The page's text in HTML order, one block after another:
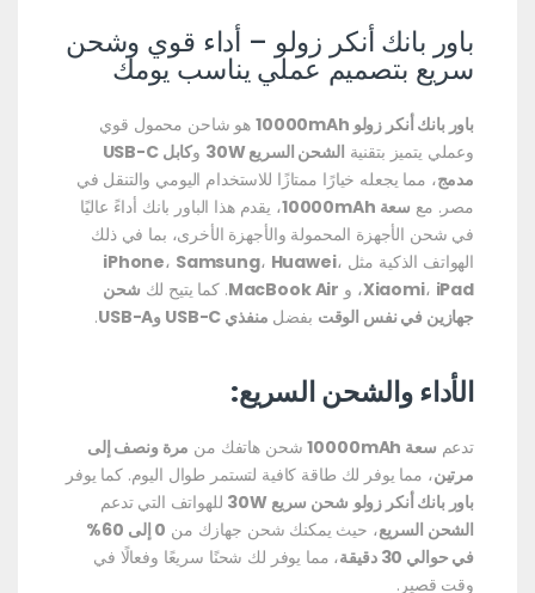
باور بانك أنكر زولو – أداء قوي وشحن
سريع بتصميم عملي يناسب يومك
باور بانك أنكر زولو 10000mAh
هو شاحن محمول قوي
وعملي يتميز بتقنية الشحن السريع 30W و
كابل USB-C
مدمج، مما يجعله خيارًا ممتازًا للاستخدام اليومي والتنقل في
مصر. مع سعة 10000mAh
، يقدم هذا الباور بانك أداءً عاليًا
في شحن الأجهزة المحمولة والأجهزة الأخرى، بما في ذلك
الهواتف الذكية مثل
iPhone، Samsung، Huawei،
Xiaomi، iPad ، و MacBook Air. كما يتيح لك شحن
جهازين في نفس الوقت بفضل منفذي USB-C وUSB-A .
الأداء والشحن السريع:
تدعم سعة 10000mAh شحن هاتفك من مرة ونصف إلى
مرتين، مما يوفر لك طاقة كافية لتستمر طوال اليوم. كما يوفر
باور بانك أنكر زولو شحن سريع 30W
للهواتف التي تدعم
الشحن السريع، حيث يمكنك شحن جهازك من
0 إلى 60%
في حوالي 30 دقيقة
، مما يوفر لك شحنًا سريعًا وفعالًا في
وقت قصير.